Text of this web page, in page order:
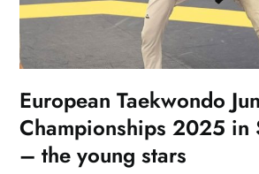
European Taekwondo
Championships 2025 in
– the young stars